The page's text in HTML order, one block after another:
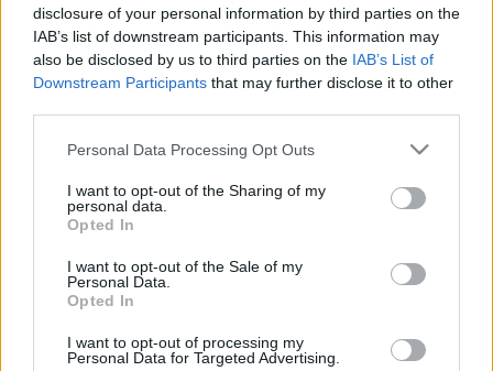
disclosure of your personal information by third parties on the
IAB’s list of downstream participants. This information may
also be disclosed by us to third parties on the IAB’s List of
Downstream Participants that may further disclose it to other
Please note that this website/app uses one or more Google
not limited to your visit or usage behaviour. You may click to
grant or deny consent to Google and its third-party tags to
use your data for below specified purposes in below Google
consent section.
Personal Data Processing Opt Outs
I want to opt-out of the Sharing of my
personal data.
Opted In
I want to opt-out of the Sale of my
Personal Data.
Opted In
I want to opt-out of processing my
Personal Data for Targeted Advertising.
úgy véli, hogy az országhatáron kívül is nagy érdeklődést
vált majd ki a kiállítás, amely a turisztikailag leglátogatottabb
időszakban, június 19. és szeptember 6. között lesz látható
Budapesten. A tárca célja, hogy a világ minden részéből a
legizgalmasabb kincsek jöjjenek Magyarországra, kezdve a
miniszter jó esélyt lát arra, hogy egy értékes orosz kiállítást
is vendégül láthasson a közeljövőben a Szépművészeti
Múzeum.
számára legfontosabb feladat, hogy országát a maga